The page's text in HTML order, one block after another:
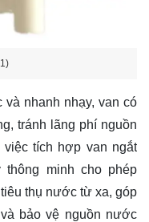
nhanh nhạy, van có
tránh lãng phí nguồn
tích hợp van ngắt
minh cho phép
thụ nước từ xa, góp
bảo vệ nguồn nước